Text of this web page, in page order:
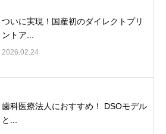
ついに実現！国産初のダイレクトプリ
ントア...
2026.02.24
歯科医療法人におすすめ！ DSOモデル
と...